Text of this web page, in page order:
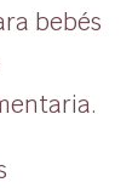
bebés